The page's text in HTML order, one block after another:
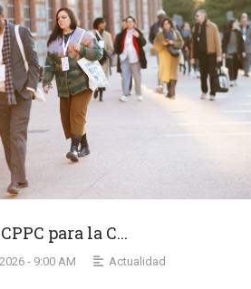
para la C...
- 9:00 AM Actualidad